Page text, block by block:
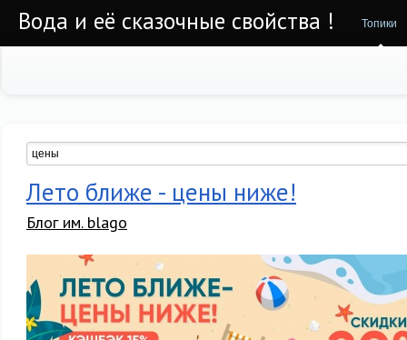
Вода и её сказочные свойства ! Топики
Лето ближе - цены ниже!
Блог им. blago